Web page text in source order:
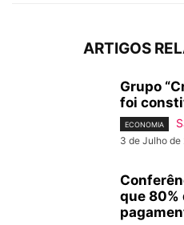
ARTIGOS
Grupo
foi
ECONOMIA
3 de Julho de
que 80%